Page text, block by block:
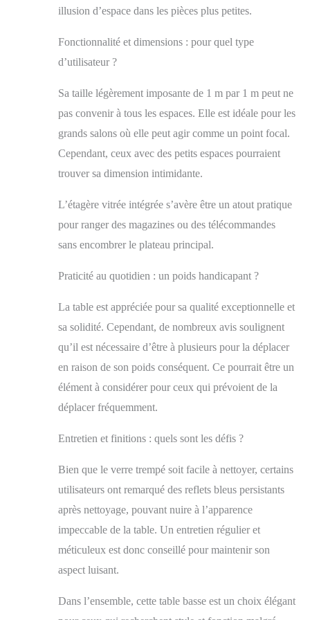
l’article dans
près de chez vous.
illusion d’espace dans les pièces plus petites.
Fonctionnalité et dimensions : pour quel type
d’utilisateur ?
Sa taille légèrement imposante de 1 m par 1 m peut ne
pas convenir à tous les espaces. Elle est idéale pour les
grands salons où elle peut agir comme un point focal.
Cependant, ceux avec des petits espaces pourraient
trouver sa dimension intimidante.
L’étagère vitrée intégrée s’avère être un atout pratique
pour ranger des magazines ou des télécommandes
sans encombrer le plateau principal.
Praticité au quotidien : un poids handicapant ?
La table est appréciée pour sa qualité exceptionnelle et
sa solidité. Cependant, de nombreux avis soulignent
qu’il est nécessaire d’être à plusieurs pour la déplacer
en raison de son poids conséquent. Ce pourrait être un
élément à considérer pour ceux qui prévoient de la
déplacer fréquemment.
Entretien et finitions : quels sont les défis ?
Bien que le verre trempé soit facile à nettoyer, certains
utilisateurs ont remarqué des reflets bleus persistants
après nettoyage, pouvant nuire à l’apparence
impeccable de la table. Un entretien régulier et
méticuleux est donc conseillé pour maintenir son
aspect luisant.
Dans l’ensemble, cette table basse est un choix élégant